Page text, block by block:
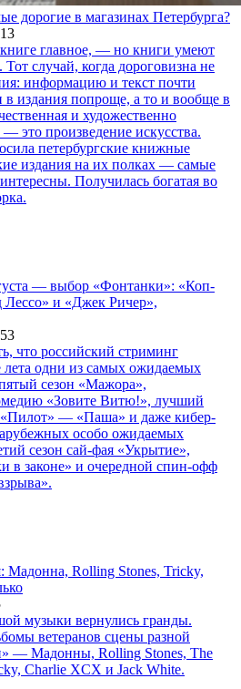
дорогие в магазинах Петербурга?
главное, — но книги умеют
случай, когда дороговизна не
информацию и текст почти
в издания попроще, а то и вообще в
и художественно
это произведение искусства.
петербургские книжные
издания на их полках — самые
Получилась богатая во
— выбор «Фонтанки»: «Коп-
Лессо» и «Джек Ричер»,
что российский стриминг
лета одни из самых ожидаемых
сезон «Мажора»,
«Зовите Витю!», лучший
«Пилот» — «Паша» и даже кибер-
особо ожидаемых
сезон сай-фая «Укрытие»,
в законе» и очередной спин-офф
Мадонна, Rolling Stones, Tricky,
музыки вернулись гранды.
ветеранов сцены разной
— Мадонны, Rolling Stones, The
Charlie XCX и Jack White.